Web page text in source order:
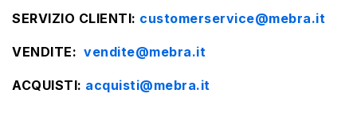
SERVIZIO CLIENTI: customerservice@mebra.it
VENDITE: vendite@mebra.it
ACQUISTI: acquisti@mebra.it